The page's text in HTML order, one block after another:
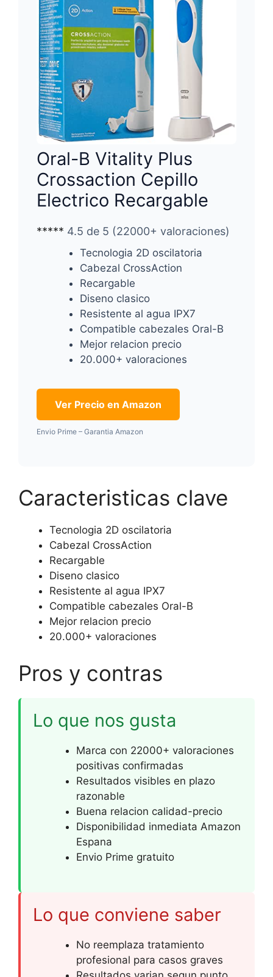
Oral-B Vitality Plus
Crossaction Cepillo
Electrico Recargable
***** 4.5 de 5 (22000+ valoraciones)
Tecnologia 2D oscilatoria
Cabezal CrossAction
Recargable
Diseno clasico
Resistente al agua IPX7
Compatible cabezales Oral-B
Mejor relacion precio
20.000+ valoraciones
Ver Precio en Amazon
Envio Prime – Garantia Amazon
Caracteristicas clave
Tecnologia 2D oscilatoria
Cabezal CrossAction
Recargable
Diseno clasico
Resistente al agua IPX7
Compatible cabezales Oral-B
Mejor relacion precio
20.000+ valoraciones
Pros y contras
Lo que nos gusta
Marca con 22000+ valoraciones
positivas confirmadas
Resultados visibles en plazo
razonable
Buena relacion calidad-precio
Disponibilidad inmediata Amazon
Espana
Envio Prime gratuito
Lo que conviene saber
No reemplaza tratamiento
profesional para casos graves